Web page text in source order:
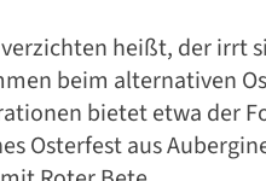
heißt, der irrt
beim alternativen
bietet etwa der
Osterfest aus